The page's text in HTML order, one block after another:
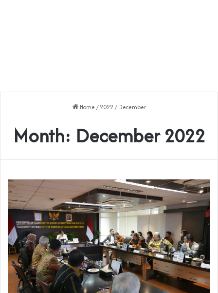
Home / 2022 / December
Month: December 2022